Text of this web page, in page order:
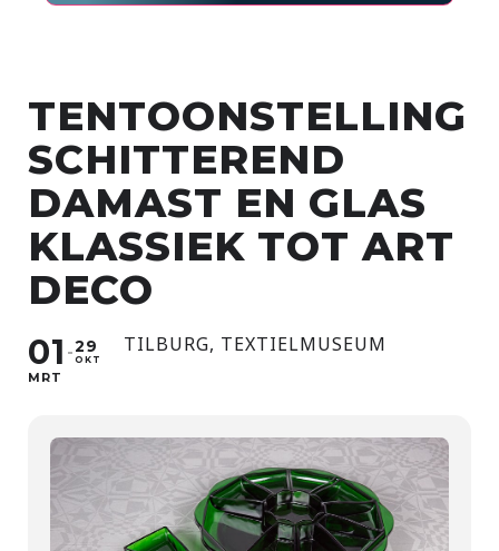
TENTOONSTELLING
SCHITTEREND
DAMAST EN GLAS
KLASSIEK TOT ART
DECO
01
MRT
29
OKT
TILBURG, TEXTIELMUSEUM